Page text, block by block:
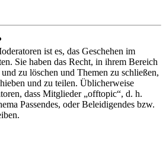
ist es, das Geschehen im
Sie haben das Recht, in ihrem Bereich
zu löschen und Themen zu schließen,
und zu teilen. Üblicherweise
dass Mitglieder „offtopic“, d. h.
Passendes, oder Beleidigendes bzw.